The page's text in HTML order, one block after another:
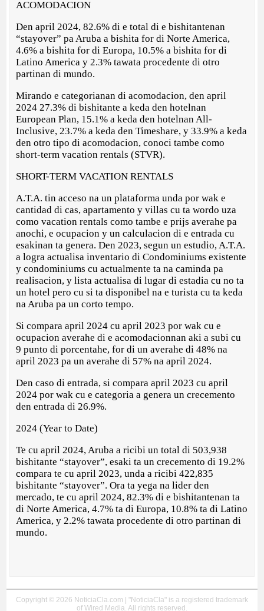
ACOMODACION
Den april 2024, 82.6% di e total di e bishitantenan
“stayover” pa Aruba a bishita for di Norte America,
4.6% a bishita for di Europa, 10.5% a bishita for di
Latino America y 2.3% tawata procedente di otro
partinan di mundo.
Mirando e categorianan di acomodacion, den april
2024 27.3% di bishitante a keda den hotelnan
European Plan, 15.1% a keda den hotelnan All-
Inclusive, 23.7% a keda den Timeshare, y 33.9% a keda
den otro tipo di acomodacion, conoci tambe como
short-term vacation rentals (STVR).
SHORT-TERM VACATION RENTALS
A.T.A. tin acceso na un plataforma unda por wak e
cantidad di cas, apartamento y villas cu ta wordo uza
como vacation rentals como tambe e prijs averahe pa
anochi, e ocupacion y un calculacion di e entrada cu
esakinan ta genera. Den 2023, segun un estudio, A.T.A.
a logra actualisa inventario di Condominiums existente
y condominiums cu actualmente ta na caminda pa
realisacion, y lista actualisa di lugar di estadia cu no ta
un hotel pero cu si ta disponibel na e turista cu ta keda
na Aruba pa un corto tempo.
Si compara april 2024 cu april 2023 por wak cu e
ocupacion averahe di e acomodacionnan aki a subi cu
9 punto di porcentahe, for di un averahe di 48% na
april 2023 pa un averahe di 57% na april 2024.
Den caso di entrada, si compara april 2023 cu april
2024 por wak cu e categoria a genera un crecemento
den entrada di 26.9%.
2024 (Year to Date)
Te cu april 2024, Aruba a ricibi un total di 503,938
bishitante “stayover”, esaki ta un crecemento di 19.2%
compara te cu april 2023, unda a ricibi 422,835
bishitante “stayover”. Ora ta yega na lider den
mercado, te cu april 2024, 82.3% di e bishitantenan ta
di Norte America, 4.7% ta di Europa, 10.8% ta di Latino
America, y 2.2% tawata procedente di otro partinan di
mundo.
Copyright © 2026 NoticiaCla.com | "NoticiaCla" is a registered trademark
of Wired Media. All rights reserved.